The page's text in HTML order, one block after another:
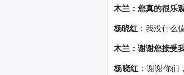
木兰：您真的很乐
杨晓红 ：我没什么
木兰：谢谢您接受
杨晓红 ：谢谢你